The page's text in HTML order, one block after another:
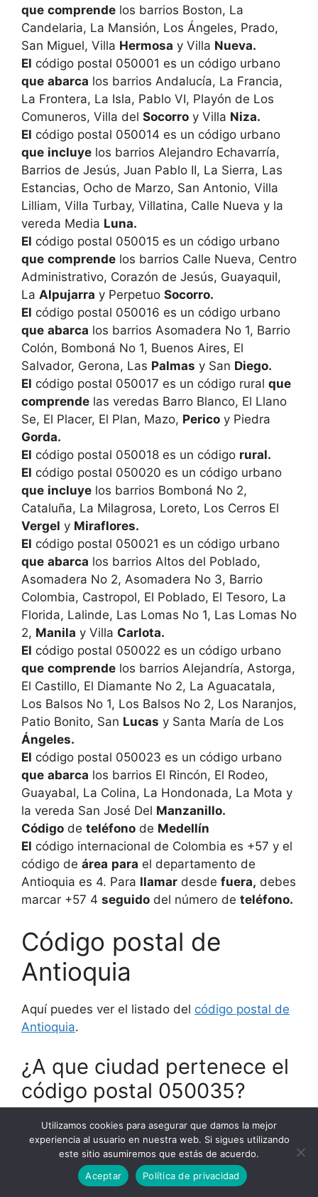
que comprende los barrios Boston, La
Candelaria, La Mansión, Los Ángeles, Prado,
San Miguel, Villa Hermosa y Villa Nueva.
El código postal 050001 es un código urbano
que abarca los barrios Andalucía, La Francia,
La Frontera, La Isla, Pablo VI, Playón de Los
Comuneros, Villa del Socorro y Villa Niza.
El código postal 050014 es un código urbano
que incluye los barrios Alejandro Echavarría,
Barrios de Jesús, Juan Pablo II, La Sierra, Las
Estancias, Ocho de Marzo, San Antonio, Villa
Lilliam, Villa Turbay, Villatina, Calle Nueva y la
vereda Media Luna.
El código postal 050015 es un código urbano
que comprende los barrios Calle Nueva, Centro
Administrativo, Corazón de Jesús, Guayaquil,
La Alpujarra y Perpetuo Socorro.
El código postal 050016 es un código urbano
que abarca los barrios Asomadera No 1, Barrio
Colón, Bomboná No 1, Buenos Aires, El
Salvador, Gerona, Las Palmas y San Diego.
El código postal 050017 es un código rural que
comprende las veredas Barro Blanco, El Llano
Se, El Placer, El Plan, Mazo, Perico y Piedra
Gorda.
El código postal 050018 es un código rural.
El código postal 050020 es un código urbano
que incluye los barrios Bomboná No 2,
Cataluña, La Milagrosa, Loreto, Los Cerros El
Vergel y Miraflores.
El código postal 050021 es un código urbano
que abarca los barrios Altos del Poblado,
Asomadera No 2, Asomadera No 3, Barrio
Colombia, Castropol, El Poblado, El Tesoro, La
Florida, Lalinde, Las Lomas No 1, Las Lomas No
2, Manila y Villa Carlota.
El código postal 050022 es un código urbano
que comprende los barrios Alejandría, Astorga,
El Castillo, El Diamante No 2, La Aguacatala,
Los Balsos No 1, Los Balsos No 2, Los Naranjos,
Patio Bonito, San Lucas y Santa María de Los
Ángeles.
El código postal 050023 es un código urbano
que abarca los barrios El Rincón, El Rodeo,
Guayabal, La Colina, La Hondonada, La Mota y
la vereda San José Del Manzanillo.
Código de teléfono de Medellín
El código internacional de Colombia es +57 y el
código de área para el departamento de
Antioquia es 4. Para llamar desde fuera, debes
marcar +57 4 seguido del número de teléfono.
Código postal de
Antioquia
Aquí puedes ver el listado del código postal de
Antioquia.
¿A que ciudad pertenece el
código postal 050035?
Ver listado de ciudades con código postal
050035
Utilizamos cookies para asegurar que damos la mejor
experiencia al usuario en nuestra web. Si sigues utilizando
este sitio asumiremos que estás de acuerdo.
Aceptar
Política de privacidad